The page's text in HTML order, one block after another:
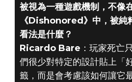
被視為一種遊戲機制，不像
《Dishonored》中，被純
看法是什麼？
Ricardo Bare ：玩家死亡
們很少對特定的設計貼上「
籤，而是會考慮該如何讓它